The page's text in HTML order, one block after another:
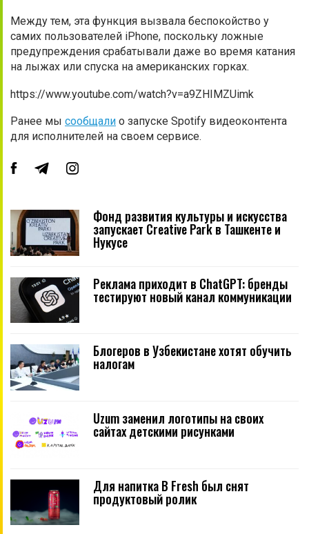
Между тем, эта функция вызвала беспокойство у
самих пользователей iPhone, поскольку ложные
предупреждения срабатывали даже во время катания
на лыжах или спуска на американских горках.
https://www.youtube.com/watch?v=a9ZHIMZUimk
Ранее мы сообщали о запуске Spotify видеоконтента
для исполнителей на своем сервисе.
Фонд развития культуры и искусства
запускает Creative Park в Ташкенте и
Нукусе
Реклама приходит в ChatGPT: бренды
тестируют новый канал коммуникации
Блогеров в Узбекистане хотят обучить
налогам
Uzum заменил логотипы на своих
сайтах детскими рисунками
Для напитка B Fresh был снят
продуктовый ролик